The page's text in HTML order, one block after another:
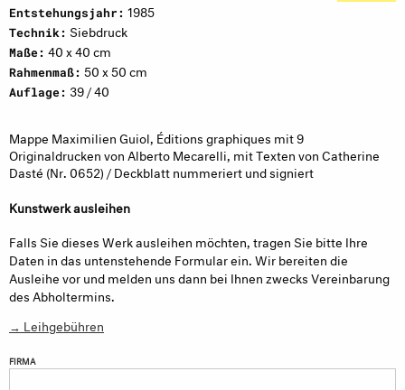
Entstehungsjahr: 1985
Technik: Siebdruck
Maße: 40 x 40 cm
Rahmenmaß: 50 x 50 cm
Auflage: 39 / 40
Mappe Maximilien Guiol, Éditions graphiques mit 9
Originaldrucken von Alberto Mecarelli, mit Texten von Catherine
Dasté (Nr. 0652) / Deckblatt nummeriert und signiert
Kunstwerk ausleihen
Falls Sie dieses Werk ausleihen möchten, tragen Sie bitte Ihre
Daten in das untenstehende Formular ein. Wir bereiten die
Ausleihe vor und melden uns dann bei Ihnen zwecks Vereinbarung
des Abholtermins.
→ Leihgebühren
FIRMA